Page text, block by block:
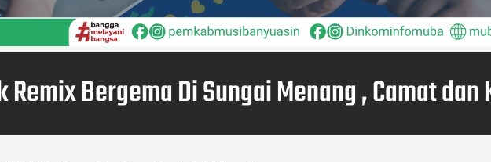
Remix Bergema Di Sungai Menang , Camat